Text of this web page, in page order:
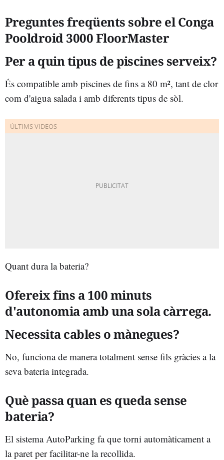
Preguntes freqüents sobre el Conga
Pooldroid 3000 FloorMaster
Per a quin tipus de piscines serveix?
És compatible amb piscines de fins a 80 m², tant de clor
com d'aigua salada i amb diferents tipus de sòl.
Quant dura la bateria?
Ofereix fins a 100 minuts
d'autonomia amb una sola càrrega.
Necessita cables o mànegues?
No, funciona de manera totalment sense fils gràcies a la
seva bateria integrada.
Què passa quan es queda sense
bateria?
El sistema AutoParking fa que torni automàticament a
la paret per facilitar-ne la recollida.